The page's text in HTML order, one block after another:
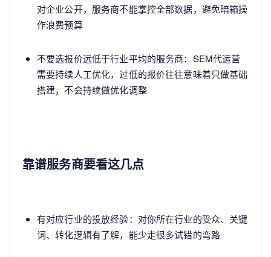
对企业公开，服务商不能掌控全部数据，避免暗箱操
作浪费预算
不要选报价远低于行业平均的服务商：SEM代运营
需要持续人工优化，过低的报价往往意味着只做基础
搭建，不会持续做优化调整
靠谱服务商要看这几点
有对应行业的投放经验：对你所在行业的受众、关键
词、转化逻辑有了解，能少走很多试错的弯路